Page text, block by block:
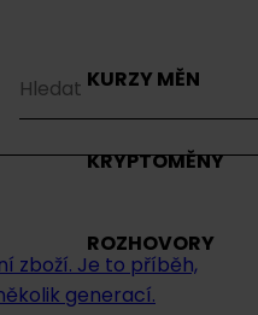
KURZY MĚN
KRYPTOMĚNY
ROZHOVORY